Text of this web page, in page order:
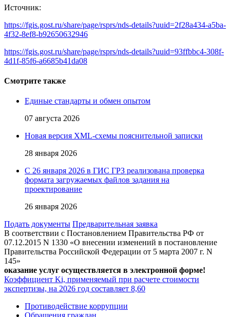
Источник:
https://fgis.gost.ru/share/page/rsprs/nds-details?uuid=2f28a434-a5ba-
4f32-8ef8-b92650632946
https://fgis.gost.ru/share/page/rsprs/nds-details?uuid=93ffbbc4-308f-
4d1f-85f6-a6685b41da08
Смотрите также
Единые стандарты и обмен опытом
07 августа 2026
Новая версия XML-схемы пояснительной записки
28 января 2026
С 26 января 2026 в ГИС ГРЗ реализована проверка
формата загружаемых файлов задания на
проектирование
26 января 2026
Подать документы Предварительная заявка
В соответствии с Постановлением Правительства РФ от
07.12.2015 N 1330 «О внесении изменений в постановление
Правительства Российской Федерации от 5 марта 2007 г. N
145»
оказание услуг осуществляется в электронной форме!
Коэффициент Ki, применяемый при расчете стоимости
экспертизы, на 2026 год составляет 8,60
Противодействие коррупции